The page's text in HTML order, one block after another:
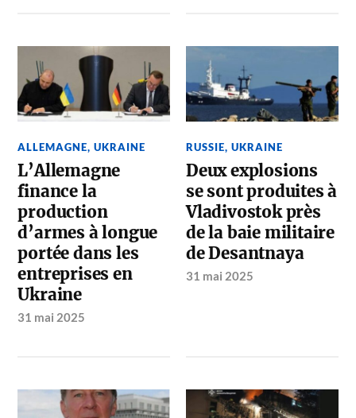
ALLEMAGNE,UKRAINE
L’Allemagne
finance la
production
d’armes à longue
portée dans les
entreprises en
Ukraine
31 mai 2025
RUSSIE,UKRAINE
Deux explosions
se sont produites à
Vladivostok près
de la baie militaire
de Desantnaya
31 mai 2025